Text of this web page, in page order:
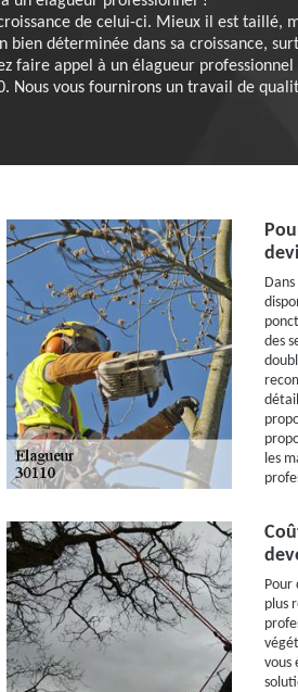
de celui-ci. Mieux il est taillé,
déterminée dans sa croissance,
faire appel à un élagueur
Nous vous fournirons un travail de
des
les
Pour
plus
vous